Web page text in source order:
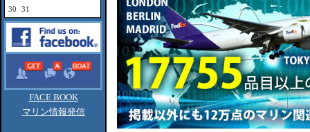
30
31
FACE BOOK
マリン情報発信